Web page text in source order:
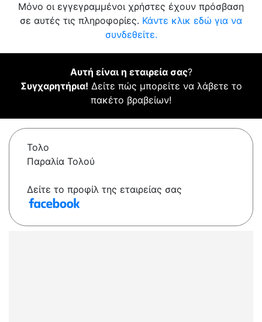
Μόνο οι εγγεγραμμένοι χρήστες έχουν πρόσβαση
σε αυτές τις πληροφορίες. Κάντε κλικ εδώ για να
συνδεθείτε.
Αυτή είναι η εταιρεία σας?
Συγχαρητήρια! Δείτε πώς μπορείτε να λάβετε το
πακέτο βραβείων!
Τολο
Παραλία Τολού
Δείτε το προφίλ της εταιρείας σας